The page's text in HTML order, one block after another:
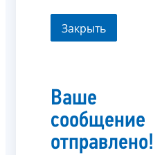
Закрыть
Ваше
сообщение
отправлено!